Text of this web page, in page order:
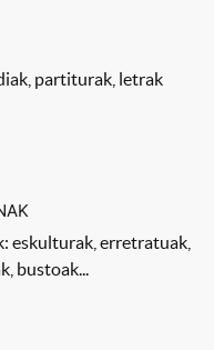
partiturak, letrak
eskulturak, erretratuak,
bustoak...